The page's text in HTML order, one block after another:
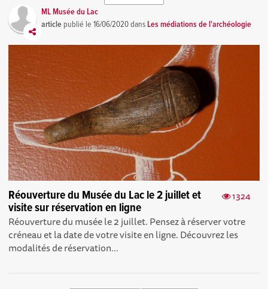
ML Musée du Lac
article publié le16/06/2020dansLes médiations de l'archéologie
1324
Réouverture du Musée du Lac le 2 juillet et
visite sur réservation en ligne
Réouverture du musée le 2 juillet. Pensez à réserver votre
créneau et la date de votre visite en ligne. Découvrez les
modalités de réservation...